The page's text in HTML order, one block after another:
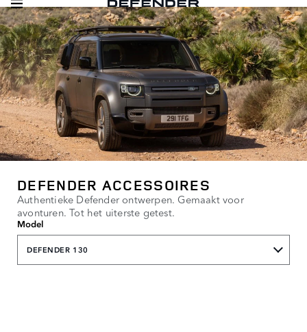
DEFENDER ACCESSOIRES
Authentieke Defender ontwerpen. Gemaakt voor
avonturen. Tot het uiterste getest.
Model
DEFENDER 130